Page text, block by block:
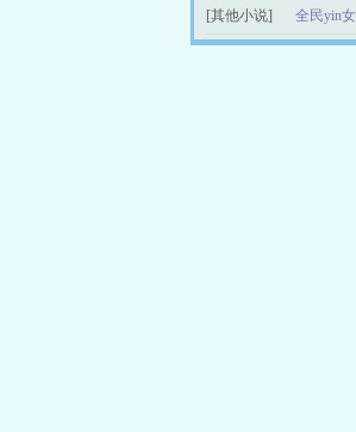
[其他小说] 全民yin女